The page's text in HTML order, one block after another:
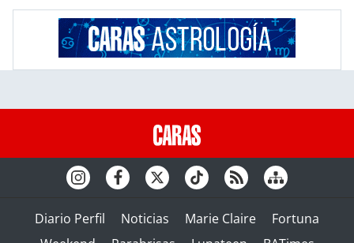
Diario Perfil Noticias Marie Claire
Fortuna